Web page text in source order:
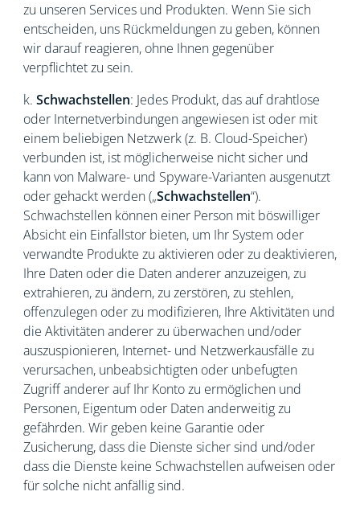
zu unseren Services und Produkten. Wenn Sie sich
entscheiden, uns Rückmeldungen zu geben, können
wir darauf reagieren, ohne Ihnen gegenüber
verpflichtet zu sein.
k. Schwachstellen: Jedes Produkt, das auf drahtlose
oder Internetverbindungen angewiesen ist oder mit
einem beliebigen Netzwerk (z. B. Cloud-Speicher)
verbunden ist, ist möglicherweise nicht sicher und
kann von Malware- und Spyware-Varianten ausgenutzt
oder gehackt werden („Schwachstellen“).
Schwachstellen können einer Person mit böswilliger
Absicht ein Einfallstor bieten, um Ihr System oder
verwandte Produkte zu aktivieren oder zu deaktivieren,
Ihre Daten oder die Daten anderer anzuzeigen, zu
extrahieren, zu ändern, zu zerstören, zu stehlen,
offenzulegen oder zu modifizieren, Ihre Aktivitäten und
die Aktivitäten anderer zu überwachen und/oder
auszuspionieren, Internet- und Netzwerkausfälle zu
verursachen, unbeabsichtigten oder unbefugten
Zugriff anderer auf Ihr Konto zu ermöglichen und
Personen, Eigentum oder Daten anderweitig zu
gefährden. Wir geben keine Garantie oder
Zusicherung, dass die Dienste sicher sind und/oder
dass die Dienste keine Schwachstellen aufweisen oder
für solche nicht anfällig sind.